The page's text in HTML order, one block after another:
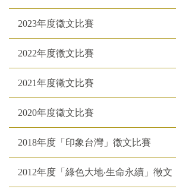
2023年度徵文比賽
2022年度徵文比賽
2021年度徵文比賽
2020年度徵文比賽
2018年度「印象台灣」徵文比賽
2012年度「綠色大地‧生命永續」徵文